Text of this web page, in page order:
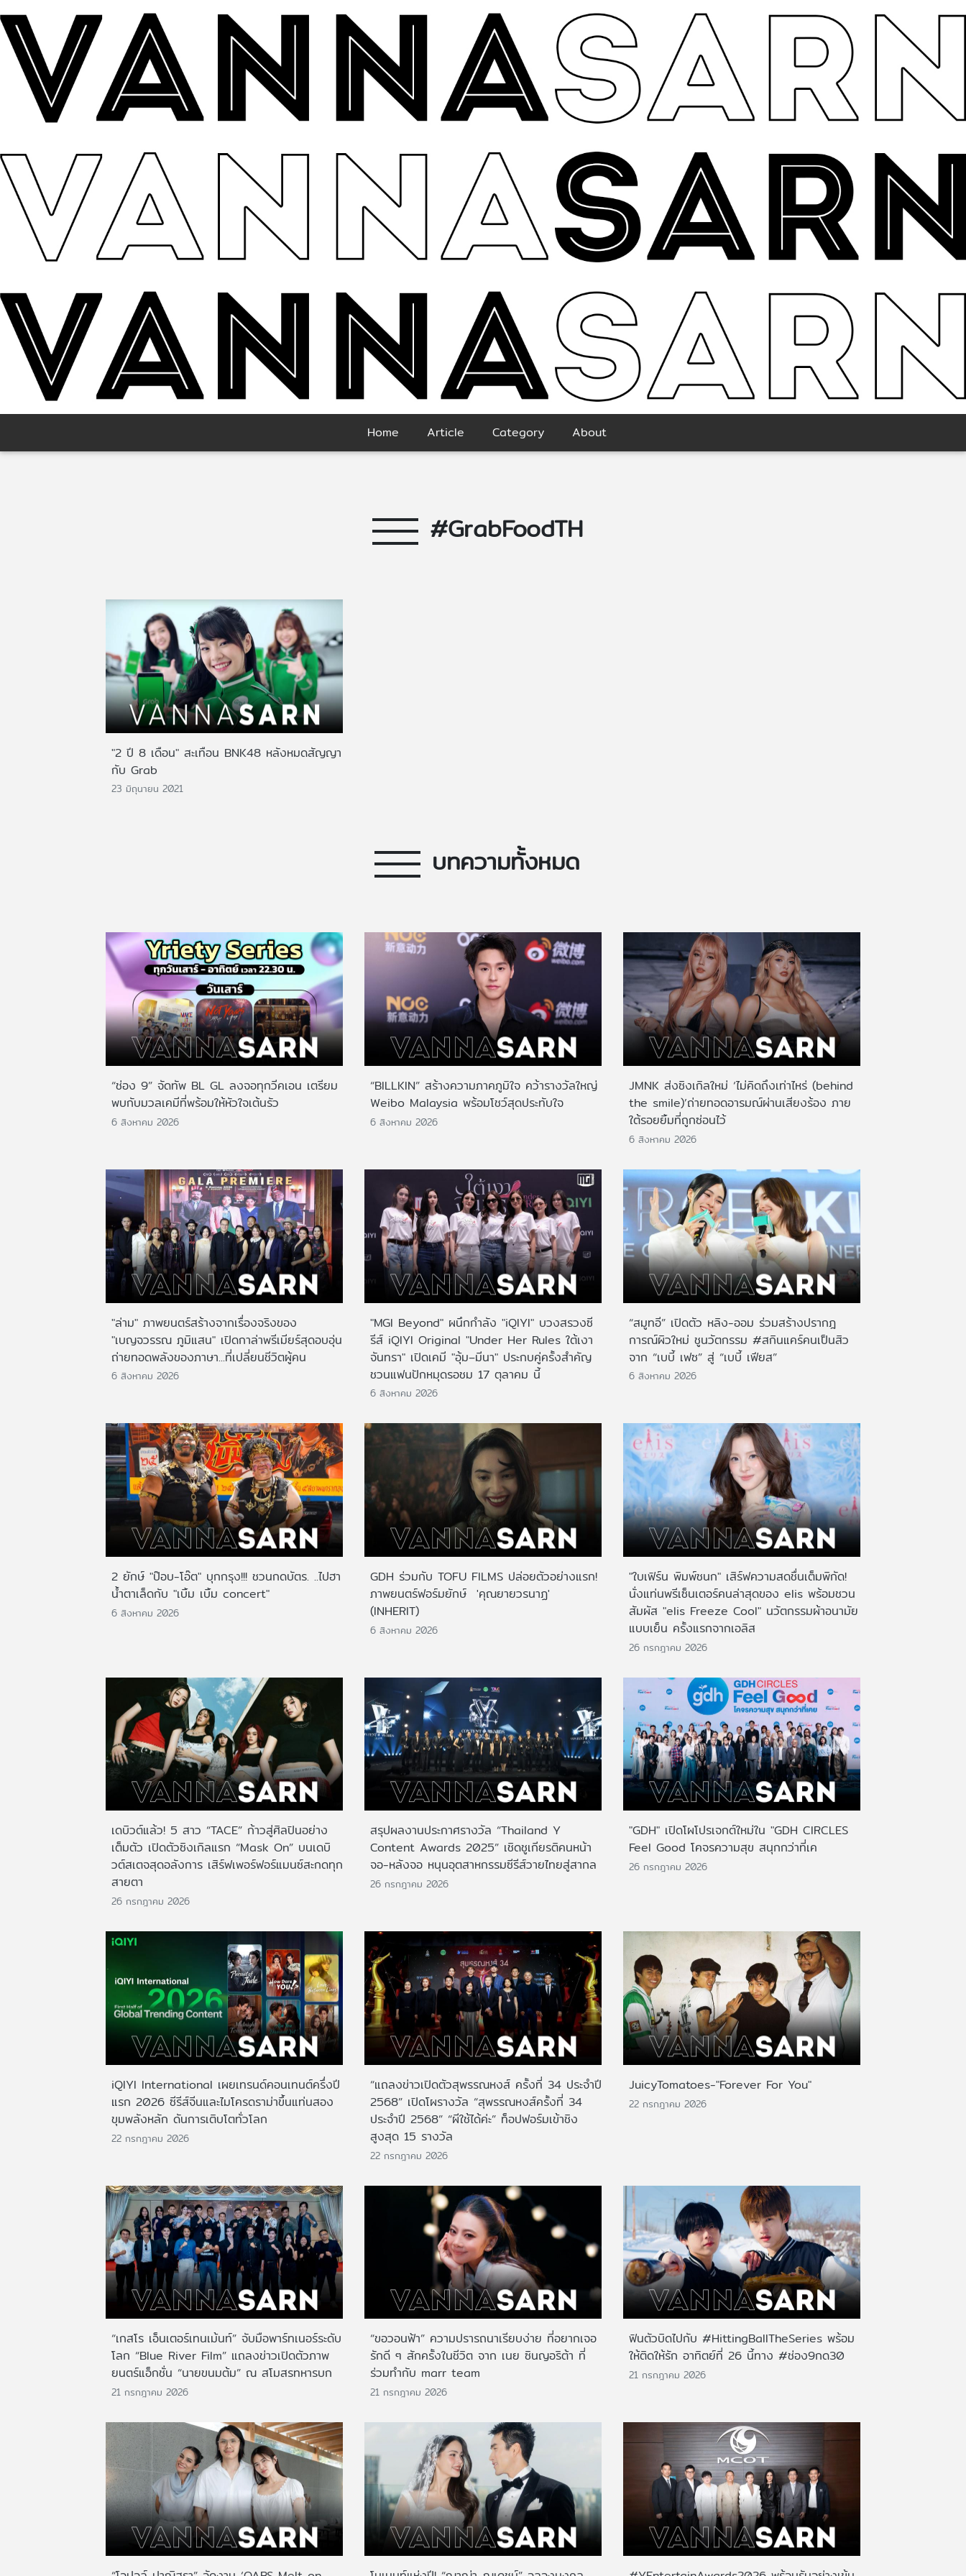
Home Article Category About
#GrabFoodTH
"2 ปี 8 เดือน" สะเทือน BNK48 หลังหมดสัญญา
กับ Grab
23 มิถุนายน 2021
บทความทั้งหมด
“ช่อง 9” จัดทัพ BL GL ลงจอทุกวีคเอน เตรียม
พบกับมวลเคมีที่พร้อมให้หัวใจเต้นรัว
6 สิงหาคม 2026
“BILLKIN” สร้างความภาคภูมิใจ คว้ารางวัลใหญ่
Weibo Malaysia พร้อมโชว์สุดประทับใจ
6 สิงหาคม 2026
JMNK ส่งซิงเกิลใหม่ ‘ไม่คิดถึงเท่าไหร่ (behind
the smile)’ถ่ายทอดอารมณ์ผ่านเสียงร้อง ภาย
ใต้รอยยิ้มที่ถูกซ่อนไว้
6 สิงหาคม 2026
"ล่าม" ภาพยนตร์สร้างจากเรื่องจริงของ
"เบญจวรรณ ภูมิแสน" เปิดกาล่าพรีเมียร์สุดอบอุ่น
ถ่ายทอดพลังของภาษา...ที่เปลี่ยนชีวิตผู้คน
6 สิงหาคม 2026
"MGI Beyond" ผนึกกำลัง "iQIYI" บวงสรวงซี
รีส์ iQIYI Original "Under Her Rules ใต้เงา
จันทรา" เปิดเคมี "อุ้ม–มีนา" ประกบคู่ครั้งสำคัญ
ชวนแฟนปักหมุดรอชม 17 ตุลาคม นี้
6 สิงหาคม 2026
“สมูทอี” เปิดตัว หลิง-ออม ร่วมสร้างปรากฎ
การณ์ผิวใหม่ ชูนวัตกรรม #สกินแคร์คนเป็นสิว
จาก “เบบี้ เฟซ” สู่ “เบบี้ เฟียส”
6 สิงหาคม 2026
2 ยักษ์ "ป๊อบ-โอ๊ต" บุกกรุง!!! ชวนกดบัตร. ..ไปฮา
น้ำตาเล็ดกับ "เบิ้ม เบิ้ม concert"
6 สิงหาคม 2026
GDH ร่วมกับ TOFU FILMS ปล่อยตัวอย่างแรก!
ภาพยนตร์ฟอร์มยักษ์ 'คุณยายวรนาฏ'
(INHERIT)
6 สิงหาคม 2026
"ใบเฟิร์น พิมพ์ชนก" เสิร์ฟความสดชื่นเต็มพิกัด!
นั่งแท่นพรีเซ็นเตอร์คนล่าสุดของ elis พร้อมชวน
สัมผัส "elis Freeze Cool" นวัตกรรมผ้าอนามัย
แบบเย็น ครั้งแรกจากเอลิส
26 กรกฎาคม 2026
เดบิวต์แล้ว! 5 สาว “TACE” ก้าวสู่ศิลปินอย่าง
เต็มตัว เปิดตัวซิงเกิลแรก “Mask On” บนเดบิ
วต์สเตจสุดอลังการ เสิร์ฟเพอร์ฟอร์แมนซ์สะกดทุก
สายตา
26 กรกฎาคม 2026
สรุปผลงานประกาศรางวัล “Thailand Y
Content Awards 2025” เชิดชูเกียรติคนหน้า
จอ-หลังจอ หนุนอุตสาหกรรมซีรีส์วายไทยสู่สากล
26 กรกฎาคม 2026
"GDH" เปิดโผโปรเจกต์ใหม่ใน "GDH CIRCLES
Feel Good โคจรความสุข สนุกกว่าที่เค
26 กรกฎาคม 2026
iQIYI International เผยเทรนด์คอนเทนต์ครึ่งปี
แรก 2026 ซีรีส์จีนและไมโครดราม่าขึ้นแท่นสอง
ขุมพลังหลัก ดันการเติบโตทั่วโลก
22 กรกฎาคม 2026
“แถลงข่าวเปิดตัวสุพรรณหงส์ ครั้งที่ 34 ประจำปี
2568” เปิดโผรางวัล “สุพรรณหงส์ครั้งที่ 34
ประจำปี 2568” “ผีใช้ได้ค่ะ” ท็อปฟอร์มเข้าชิง
สูงสุด 15 รางวัล
22 กรกฎาคม 2026
JuicyTomatoes-"Forever For You"
22 กรกฎาคม 2026
“เกสโร เอ็นเตอร์เทนเม้นท์” จับมือพาร์ทเนอร์ระดับ
โลก “Blue River Film” แถลงข่าวเปิดตัวภาพ
ยนตร์แอ็กชั่น “นายขนมต้ม” ณ สโมสรทหารบก
21 กรกฎาคม 2026
“ขอวอนฟ้า” ความปรารถนาเรียบง่าย ที่อยากเจอ
รักดี ๆ สักครั้งในชีวิต จาก เนย ซินญอริต้า ที่
ร่วมทำกับ marr team
21 กรกฎาคม 2026
ฟินตัวบิดไปกับ #HittingBallTheSeries พร้อม
ให้ติดให้รัก อาทิตย์ที่ 26 นี้ทาง #ช่อง9กด30
21 กรกฎาคม 2026